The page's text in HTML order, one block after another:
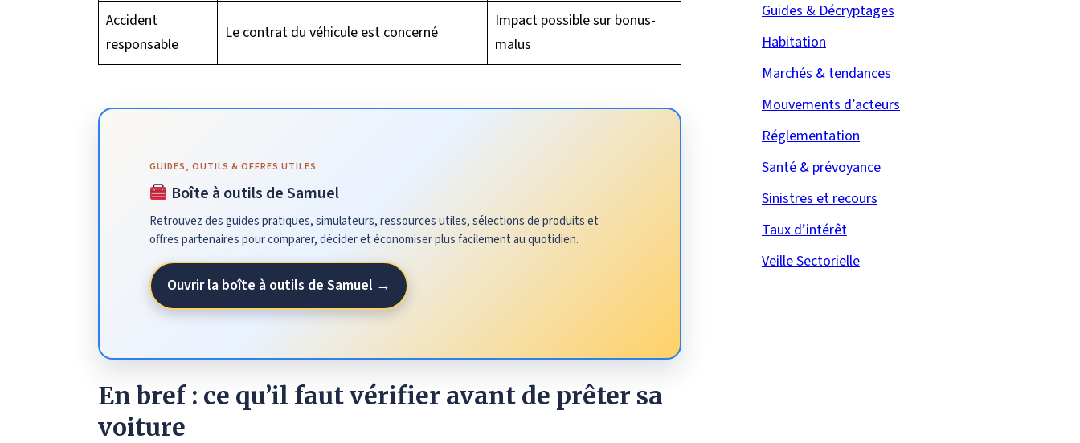
Accident
responsable
Le contrat du véhicule est concerné
Impact possible sur bonus-
malus
GUIDES, OUTILS & OFFRES UTILES
Boîte à outils de Samuel
Retrouvez des guides pratiques, simulateurs, ressources utiles, sélections de produits et
offres partenaires pour comparer, décider et économiser plus facilement au quotidien.
Ouvrir la boîte à outils de Samuel →
En bref : ce qu’il faut vérifier avant de prêter sa
voiture
Guides & Décryptages
Habitation
Marchés & tendances
Mouvements d’acteurs
Réglementation
Santé & prévoyance
Sinistres et recours
Taux d’intérêt
Veille Sectorielle